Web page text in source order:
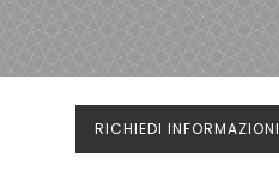
RICHIEDI INFORMAZIONI